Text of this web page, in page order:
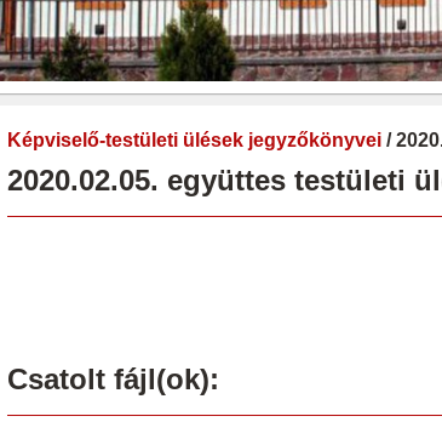
Képviselő-testületi ülések jegyzőkönyvei /
2020.02.05. együttes testületi
Csatolt fájl(ok):